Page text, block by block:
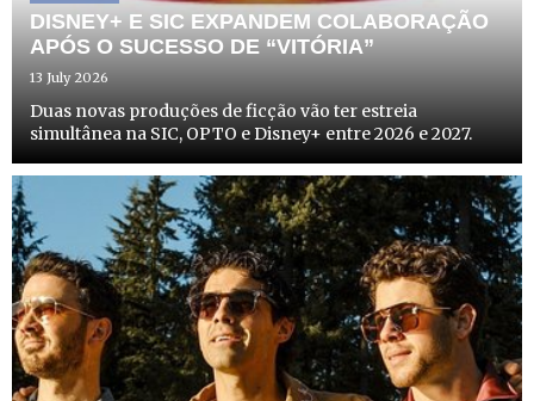
DISNEY+ E SIC EXPANDEM COLABORAÇÃO
APÓS O SUCESSO DE “VITÓRIA”
13 July 2026
Duas novas produções de ficção vão ter estreia
simultânea na SIC, OPTO e Disney+ entre 2026 e 2027.